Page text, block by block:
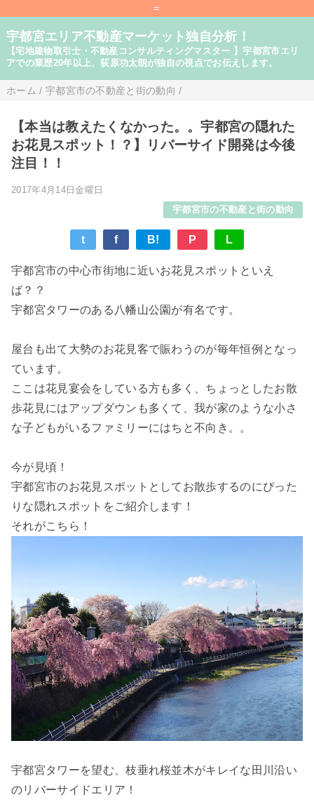
=
宇都宮エリア不動産マーケット独自分析！
【宅地建物取引士・不動産コンサルティングマスター 】宇都宮市エリ
アでの業歴20年以上、荻原功太朗が独自の視点でお伝えします。
ホーム / 宇都宮市の不動産と街の動向 /
【本当は教えたくなかった。。宇都宮の隠れた
お花見スポット！？】リバーサイド開発は今後
注目！！
2017年4月14日金曜日
宇都宮市の不動産と街の動向
t f B! P L
宇都宮市の中心市街地に近いお花見スポットといえ
ば？？
宇都宮タワーのある八幡山公園が有名です。
屋台も出て大勢のお花見客で賑わうのが毎年恒例となっ
ています。
ここは花見宴会をしている方も多く、ちょっとしたお散
歩花見にはアップダウンも多くて、我が家のような小さ
な子どもがいるファミリーにはちと不向き。。
今が見頃！
宇都宮市のお花見スポットとしてお散歩するのにぴった
りな隠れスポットをご紹介します！
それがこちら！
宇都宮タワーを望む、枝垂れ桜並木がキレイな田川沿い
のリバーサイドエリア！